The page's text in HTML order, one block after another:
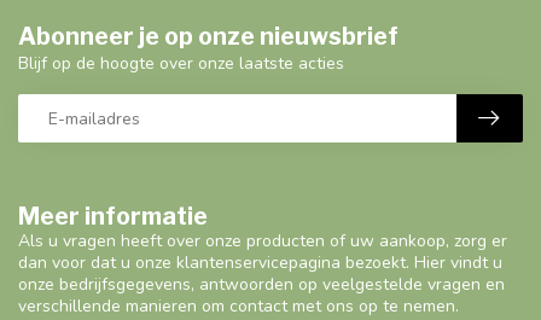
Meer informatie
Als u vragen heeft over onze producten of uw aankoop, zorg er
dan voor dat u onze klantenservicepagina bezoekt. Hier vindt u
onze bedrijfsgegevens, antwoorden op veelgestelde vragen en
verschillende manieren om contact met ons op te nemen.
Abonneer je op onze nieuwsbrief
Blijf op de hoogte over onze laatste acties